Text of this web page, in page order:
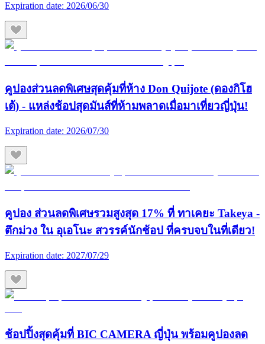
Expiration date: 2026/06/30
คูปองส่วนลดพิเศษสุดคุ้มที่ห้าง Don Quijote (ดองกิโฮ
เต้) - แหล่งช้อปสุดมันส์ที่ห้ามพลาดเมื่อมาเที่ยวญี่ปุ่น!
Expiration date: 2026/07/30
คูปอง ส่วนลดพิเศษรวมสูงสุด 17% ที่ ทาเคยะ Takeya -
ตึกม่วง ใน อุเอโนะ สวรรค์นักช้อป ที่ครบจบในที่เดียว!
Expiration date: 2027/07/29
ช้อปปิ้งสุดคุ้มที่ BIC CAMERA ญี่ปุ่น พร้อมคูปองลด